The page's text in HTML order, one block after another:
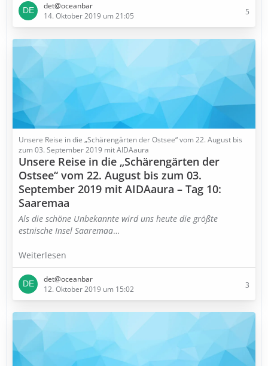
det@oceanbar
14. Oktober 2019 um 21:05
5
Unsere Reise in die „Schärengärten der Ostsee“ vom 22. August bis
zum 03. September 2019 mit AIDAaura
Unsere Reise in die „Schärengärten der
Ostsee“ vom 22. August bis zum 03.
September 2019 mit AIDAaura – Tag 10:
Saaremaa
Als die schöne Unbekannte wird uns heute die größte
estnische Insel Saaremaa…
Weiterlesen
det@oceanbar
12. Oktober 2019 um 15:02
3